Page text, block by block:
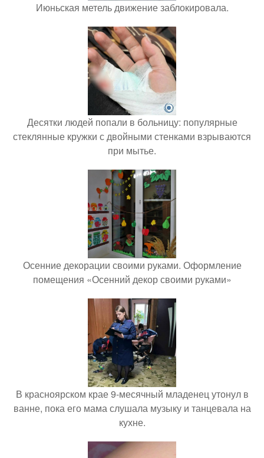
Июньская метель движение заблокировала.
Десятки людей попали в больницу: популярные
стеклянные кружки с двойными стенками взрываются
при мытье.
Осенние декорации своими руками. Оформление
помещения «Осенний декор своими руками»
В красноярском крае 9-месячный младенец утонул в
ванне, пока его мама слушала музыку и танцевала на
кухне.